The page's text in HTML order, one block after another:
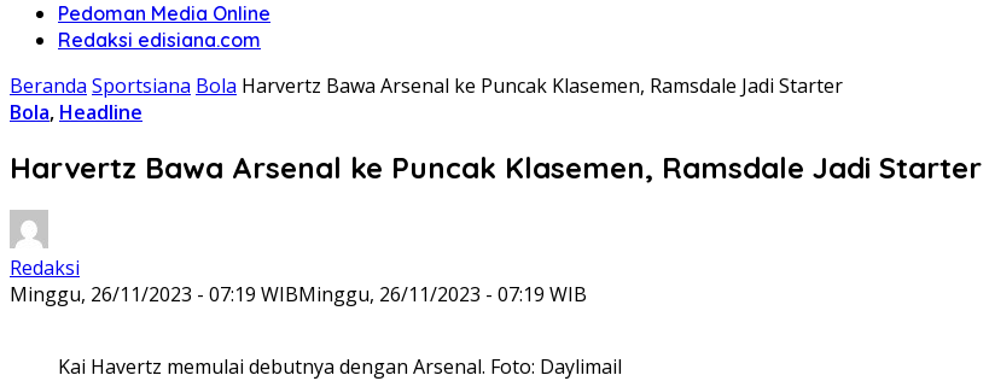
Pedoman Media Online
Redaksi edisiana.com
Beranda Sportsiana Bola Harvertz Bawa Arsenal ke Puncak Klasemen, Ramsdale Jadi Starter
Bola, Headline
Harvertz Bawa Arsenal ke Puncak Klasemen, Ramsdale Jadi Starter
Redaksi
Minggu, 26/11/2023 - 07:19 WIBMinggu, 26/11/2023 - 07:19 WIB
Kai Havertz memulai debutnya dengan Arsenal. Foto: Daylimail